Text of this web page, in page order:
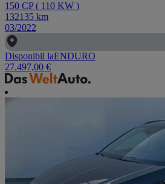
150 CP( 110 KW )
132135 km
03/2022
Disponibil laENDURO
27.497,00 €